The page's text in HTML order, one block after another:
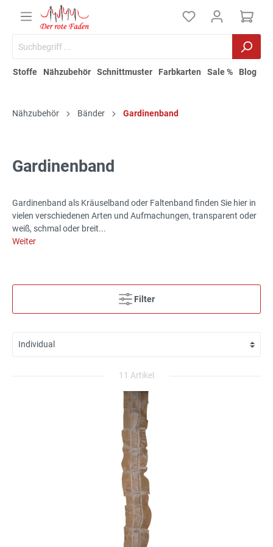
Stoffe Nähzubehör Schnittmuster Farbkarten Sale % Blog
Nähzubehör Bänder Gardinenband
Gardinenband
Gardinenband als Kräuselband oder Faltenband finden Sie hier in
vielen verschiedenen Arten und Aufmachungen, transparent oder
weiß, schmal oder breit...
Weiter
Filter
11 Artikel